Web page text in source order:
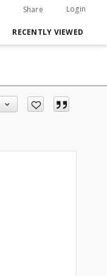
Share Login
RECENTLY VIEWED